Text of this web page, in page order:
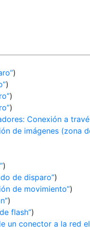
)
)
)
)
Conexión a
de imágenes (zona
)
de disparo )
de movimiento )
)
flash )
un conector a la red